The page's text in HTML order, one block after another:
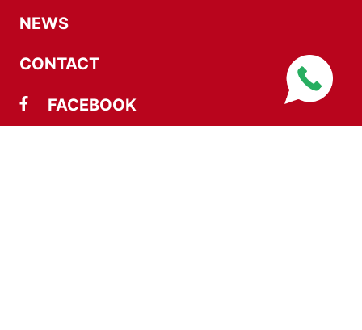
NEWS
CONTACT
FACEBOOK